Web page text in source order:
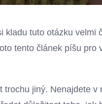
kladu tuto otázku velmi
tento článek píšu
trochu jiný. Nenajdete